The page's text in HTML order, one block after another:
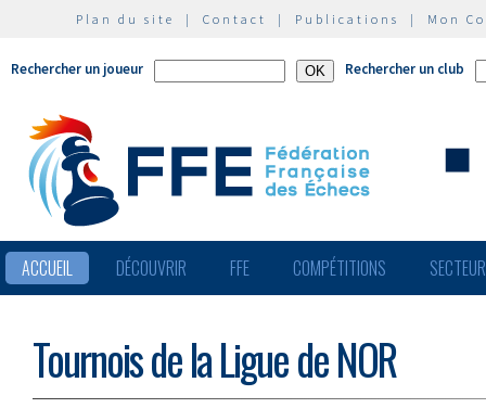
Plan du site | Contact | Publications | Mon
Rechercher un joueur Rechercher un club
ACCUEIL DÉCOUVRIR FFE COMPÉTITIONS
Tournois de la Ligue de NOR